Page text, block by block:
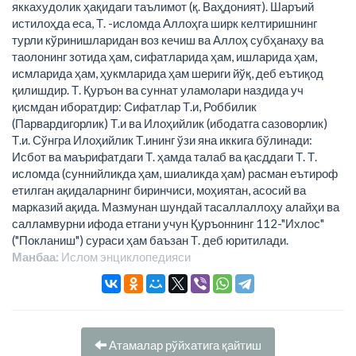
яккахудолик ҳақидаги таълимот (қ. Ваҳдоният). Шаръий
истилоҳда еса, Т. -исломда Аллоҳга ширк келтиришнинг
турли кўринишларидан воз кечиш ва Аллоҳ субҳанаҳу ва
таолонинг зотида ҳам, сифатларида ҳам, ишларида ҳам,
исмларида ҳам, ҳукмларида ҳам шериги йўқ, деб еътиқод
қилишдир. Т. Қуръон ва суннат уламолари наздида уч
қисмдан иборатдир: Сифатлар Т.и, Роббилик
(Парвардигорлик) Т.и ва Илоҳийлик (ибодатга сазоворлик)
Т.и. Сўнгра Илоҳийлик Т.ининг ўзи яна иккига бўлинади:
Исбот ва маърифатдаги Т. ҳамда талаб ва қасддаги Т. Т.
исломда (суннийликда ҳам, шиаликда ҳам) расман еътироф
етилган ақидаларнинг биринчиси, моҳиятан, асосий ва
марказий ақида. Мазмунан шундай тасаллаллоҳу алайҳи ва
салламвурни ифода етгани учун Қуръоннинг 112-"Ихлос"
("Покланиш") сураси ҳам баъзан Т. деб юритилади.
Манбаа: Ислом энциклопeдияси
Атамалар рўйхатига қайтиш